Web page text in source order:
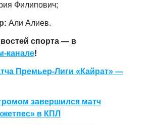
Филипович;
Али Алиев.
спорта — в
канале!
Премьер-Лиги «Кайрат» —
завершился матч
в КПЛ